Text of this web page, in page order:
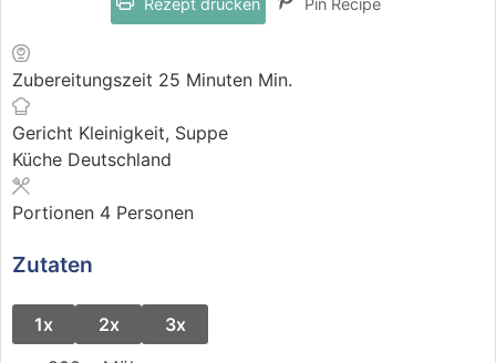
Zubereitungszeit 25 Minuten Min.
Gericht Kleinigkeit, Suppe
Küche Deutschland
Portionen 4 Personen
Zutaten
1x 2x
3x